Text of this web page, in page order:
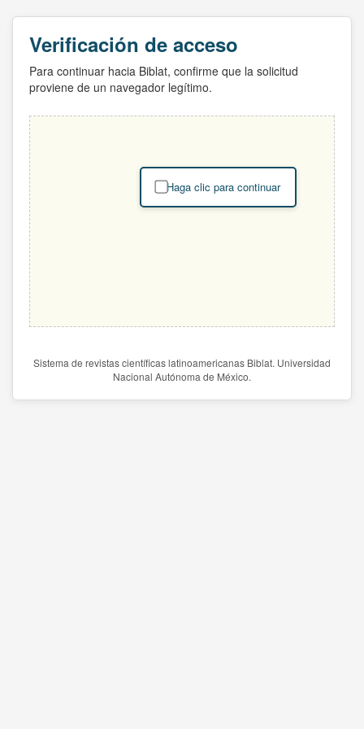
Verificación de acceso
Para continuar hacia Biblat, confirme que la solicitud
proviene de un navegador legítimo.
Haga clic para continuar
Sistema de revistas científicas latinoamericanas Biblat. Universidad
Nacional Autónoma de México.